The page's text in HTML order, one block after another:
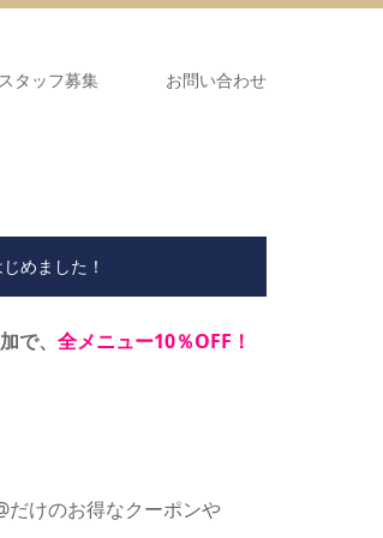
スタッフ募集 お問い合わせ
めました！
で、 全メニュー10％OFF！
だけのお得なクーポンや